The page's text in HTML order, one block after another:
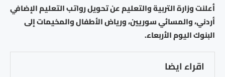
أعلنت وزارة التربية والتعليم عن تحويل رواتب التعليم الإضافي
أردني، والمسائي سوريين، ورياض الأطفال والمخيمات إلى
البنوك اليوم الأربعاء.
اقراء ايضا